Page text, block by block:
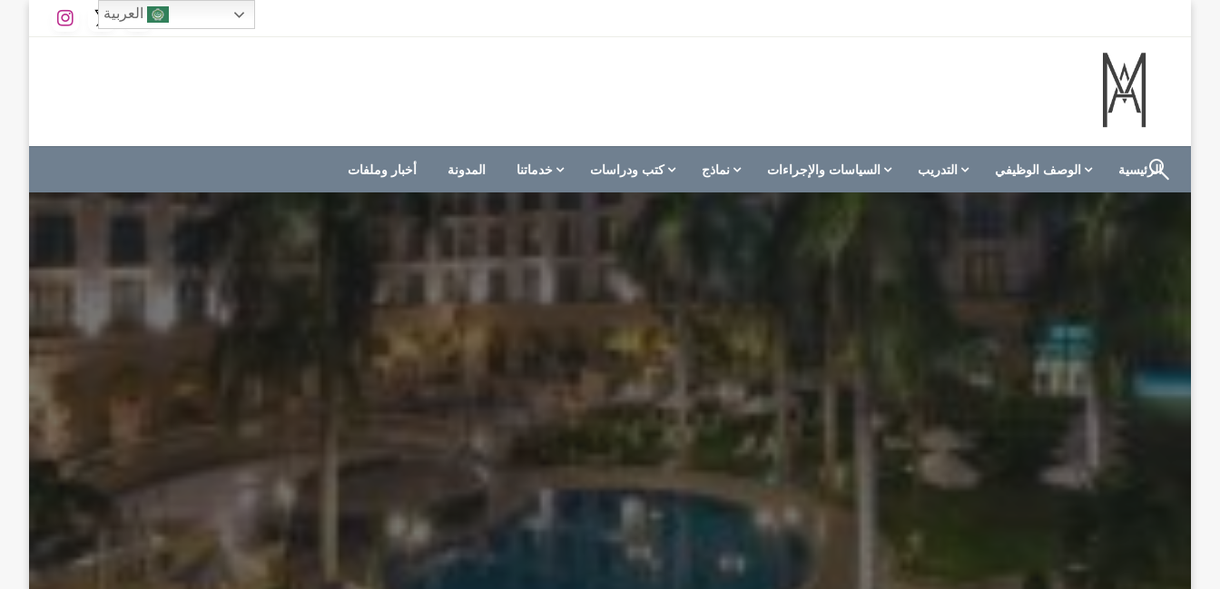
M A hotels | إم ايه هوتيلز
الموقع الأول للعاملين في الفنادق في العالم العربي
الرئيسية الوصف الوظيفي التدريب السياسات والإجراءات نماذج كتب ودراسات خدماتنا المدونة أخبار وملفات
العربية